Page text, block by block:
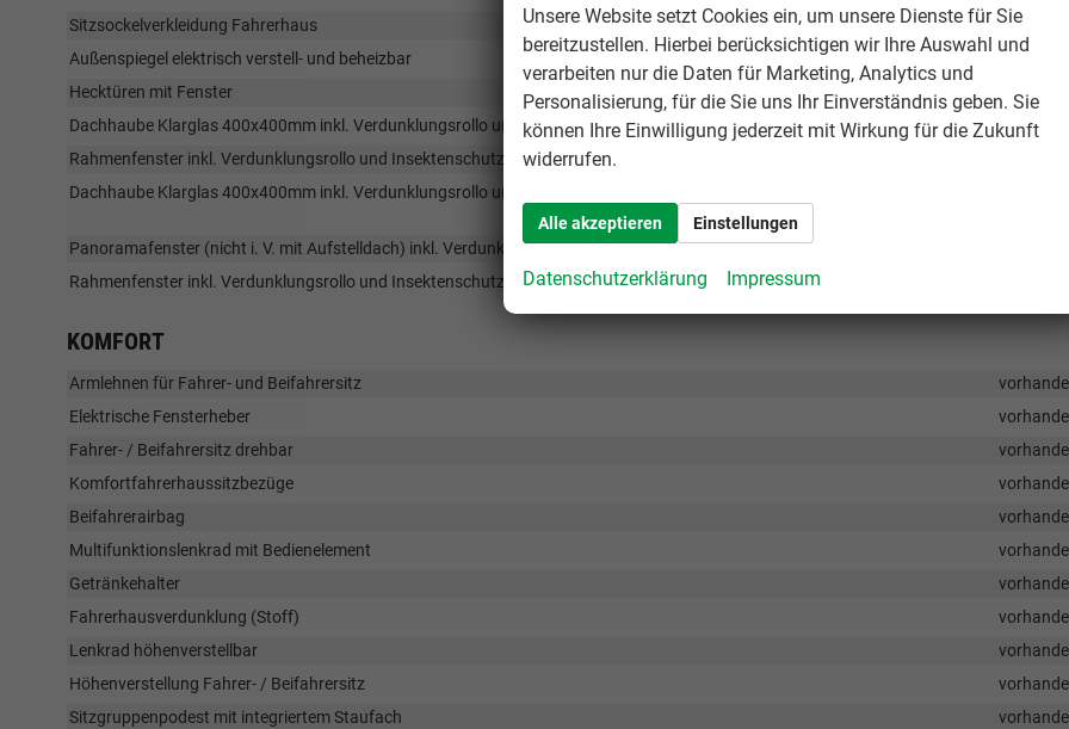
Sitzsockelverkleidung Fahrerhaus
vorhanden
Außenspiegel elektrisch verstell- und beheizbar
Hecktüren mit Fenster
vorhanden
Dachhaube Klarglas 400x400mm inkl. Verdunklungsrollo und Insektenschutz über der Sitzgruppe
vorhanden
Rahmenfenster inkl. Verdunklungsrollo und Insektenschutz
Dachhaube Klarglas 400x400mm inkl. Verdunklungsrollo und Insektenschutz über dem Schlafbereich (nicht i. V. mit Aufstelldach)
Panoramafenster (nicht i. V. mit Aufstelldach) inkl. Verdunklungsrollo und Insektenschutz über Fahrerhaus
Rahmenfenster inkl. Verdunklungsrollo und Insektenschutz
KOMFORT
Armlehnen für Fahrer- und Beifahrersitz
Elektrische Fensterheber
Fahrer- / Beifahrersitz drehbar
Komfortfahrerhaussitzbezüge
Beifahrerairbag
Multifunktionslenkrad mit Bedienelement
Getränkehalter
Fahrerhausverdunklung (Stoff)
Lenkrad höhenverstellbar
Höhenverstellung Fahrer- / Beifahrersitz
Sitzgruppenpodest mit integriertem Staufach
Unsere Website setzt Cookies ein, um unsere Dienste für Sie
bereitzustellen. Hierbei berücksichtigen wir Ihre Auswahl und
verarbeiten nur die Daten für Marketing, Analytics und
Personalisierung, für die Sie uns Ihr Einverständnis geben. Sie
können Ihre Einwilligung jederzeit mit Wirkung für die Zukunft
widerrufen.
Alle akzeptieren Einstellungen
Datenschutzerklärung Impressum